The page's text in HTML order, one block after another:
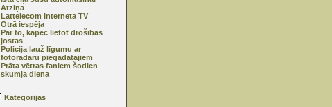
Atziņa
Lattelecom Interneta TV
Otrā iespēja
Par to, kapēc lietot drošības
jostas
Policija lauž līgumu ar
fotoradaru piegādātājiem
Prāta vētras faniem šodien
skumja diena
Kategorijas